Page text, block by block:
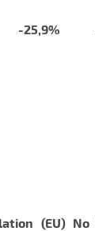
-25,9%
(EU)